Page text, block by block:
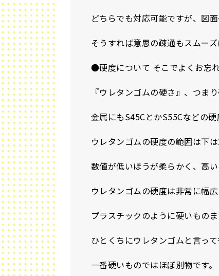
どちらでも対応可能ですが、図
そうすれば意思の疎通もスムーズ
●硬度について そこでよくお忘
『ウレタンゴムの硬さ』、つまり
金属にもS45CとかS55Cなどの
ウレタンゴムの硬度の範囲は下
数値が低いほうが柔らかく、高い
ウレタンゴムの硬度は非常に幅
プラスチックのように硬いものま
ひとくちにウレタンゴムと言っ
一番硬いものではほぼ別物です。